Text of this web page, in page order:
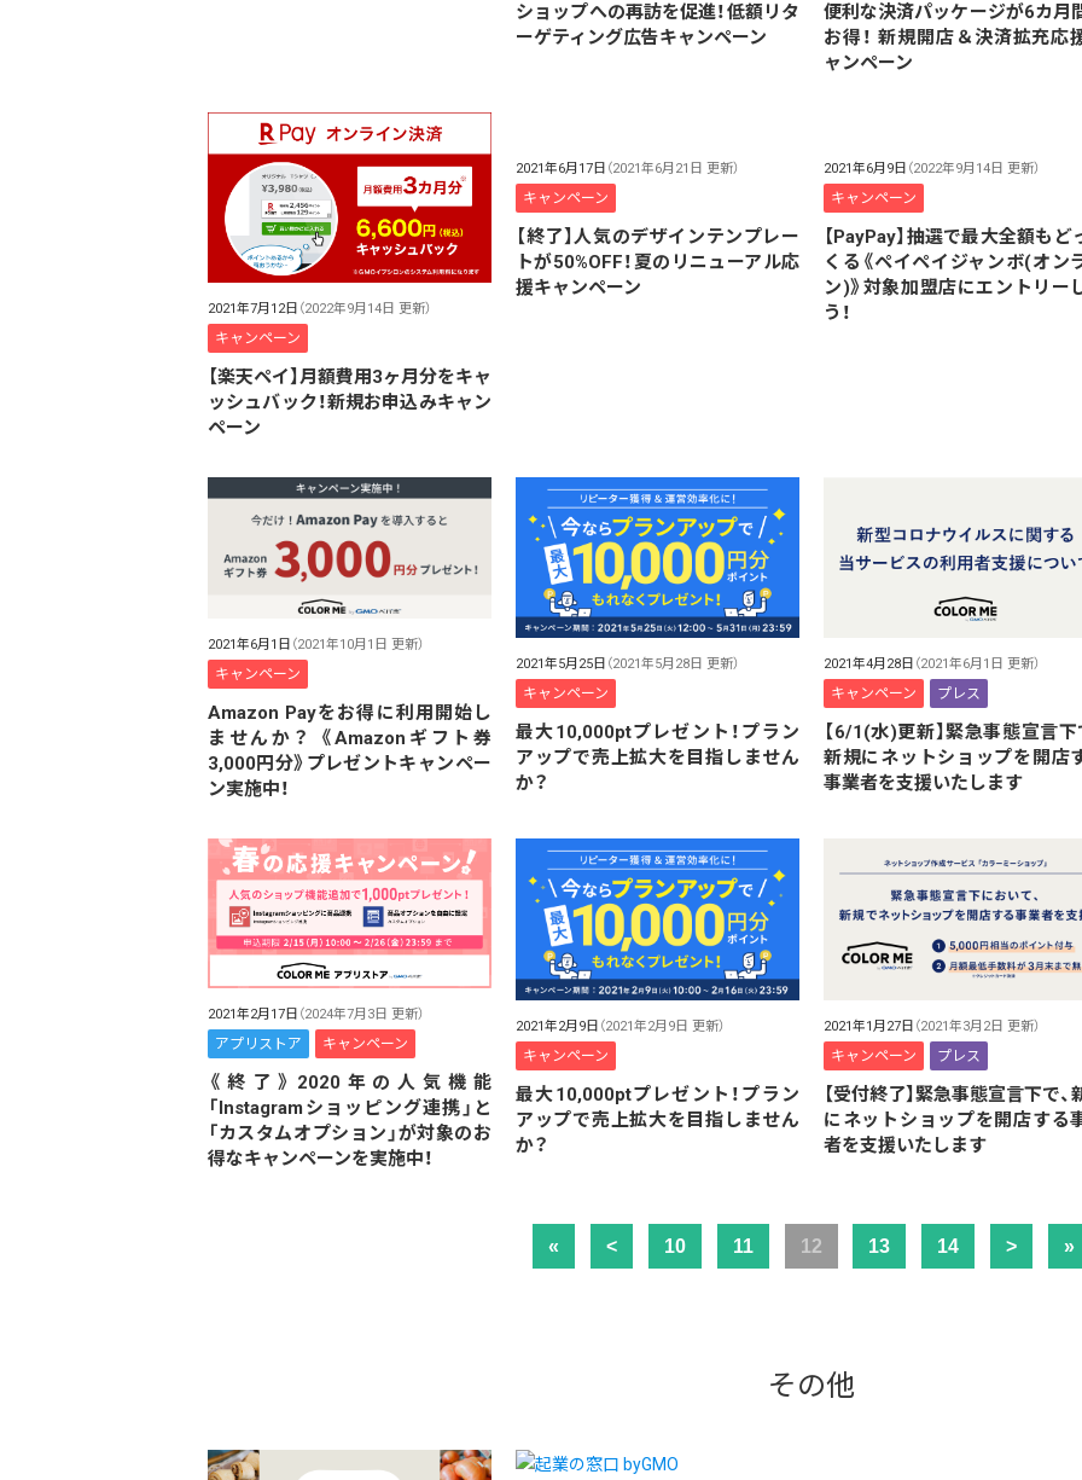
ショップへの再訪を促進！低額リタ
ーゲティング広告キャンペーン
便利な決済パッケージが6カ月
お得！ 新規開店＆決済拡充応
ャンペーン
2021年7月12日 （2022年9月14日 更新）
キャンペーン
【楽天ペイ】月額費用3ヶ月分をキャ
ッシュバック！新規お申込みキャン
ペーン
2021年6月17日 （2021年6月21日 更新）
キャンペーン
【終了】人気のデザインテンプレー
トが50%OFF！夏のリニューアル応
援キャンペーン
2021年6月9日 （2022年9月14日 更新）
キャンペーン
【PayPay】抽選で最大全額もど
くる《ペイペイジャンボ(オン
ン)》対象加盟店にエントリー
う！
2021年6月1日 （2021年10月1日 更新）
キャンペーン
Amazon Payをお得に利用開始し
ませんか？ 《Amazonギフト券
3,000円分》プレゼントキャンペー
ン実施中！
2021年5月25日 （2021年5月28日 更新）
キャンペーン
最大10,000ptプレゼント！プラン
アップで売上拡大を目指しません
か？
2021年4月28日 （2021年6月1日 更新）
キャンペーン プレス
【6/1(水)更新】緊急事態宣言下
新規にネットショップを開店
事業者を支援いたします
2021年2月17日 （2024年7月3日 更新）
アプリストア キャンペーン
《終了》2020年の人気機能
「Instagramショッピング連携」と
「カスタムオプション」が対象のお
得なキャンペーンを実施中！
2021年2月9日 （2021年2月9日 更新）
キャンペーン
最大10,000ptプレゼント！プラン
アップで売上拡大を目指しません
か？
2021年1月27日 （2021年3月2日 更新）
キャンペーン プレス
【受付終了】緊急事態宣言下で、
にネットショップを開店する
者を支援いたします
« < 10 11 12 13 14 > »
その他